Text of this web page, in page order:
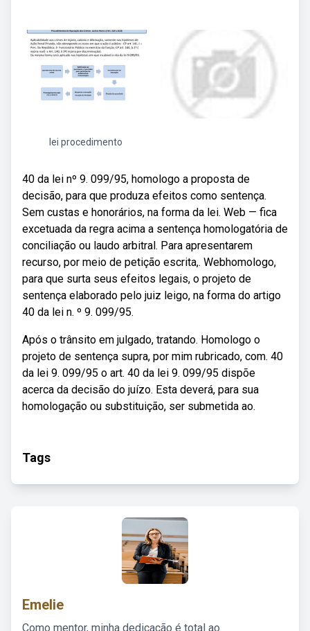
lei procedimento
40 da lei nº 9. 099/95, homologo a proposta de
decisão, para que produza efeitos como sentença.
Sem custas e honorários, na forma da lei. Web — fica
excetuada da regra acima a sentença homologatória de
conciliação ou laudo arbitral. Para apresentarem
recurso, por meio de petição escrita,. Webhomologo,
para que surta seus efeitos legais, o projeto de
sentença elaborado pelo juiz leigo, na forma do artigo
40 da lei n. º 9. 099/95.
Após o trânsito em julgado, tratando. Homologo o
projeto de sentença supra, por mim rubricado, com. 40
da lei 9. 099/95 o art. 40 da lei 9. 099/95 dispõe
acerca da decisão do juízo. Esta deverá, para sua
homologação ou substituição, ser submetida ao.
Tags
Emelie
Como mentor, minha dedicação é total ao